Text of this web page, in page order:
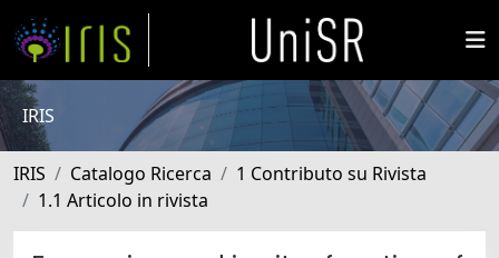
IRIS
IRIS Catalogo Ricerca
1 Contributo su Rivista
1.1 Articolo in rivista